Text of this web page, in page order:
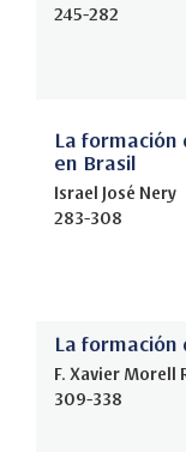
245-282
La formación
en Brasil
Israel José Nery
283-308
La formación
F. Xavier Morell
309-338